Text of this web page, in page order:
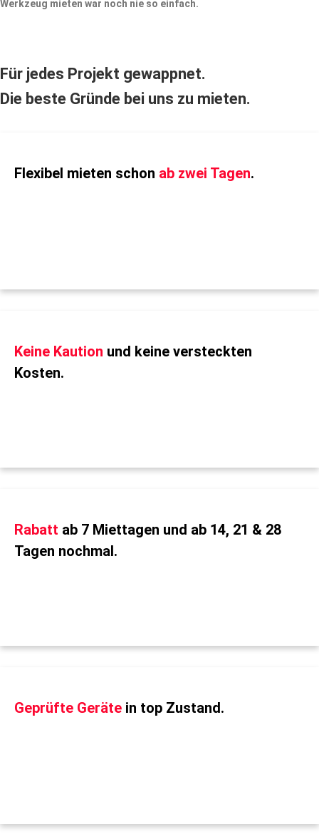
Werkzeug mieten war noch nie so einfach.
Für jedes Projekt gewappnet.
Die beste Gründe bei uns zu mieten.
Flexibel mieten schon ab zwei Tagen.
Keine Kaution und keine versteckten
Kosten.
Rabatt ab 7 Miettagen und ab 14, 21 & 28
Tagen nochmal.
Geprüfte Geräte in top Zustand.